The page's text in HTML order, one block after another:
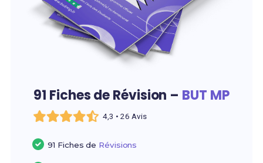
91 Fiches de Révision – BUT MP
4,3 • 26 Avis
91 Fiches de Révisions